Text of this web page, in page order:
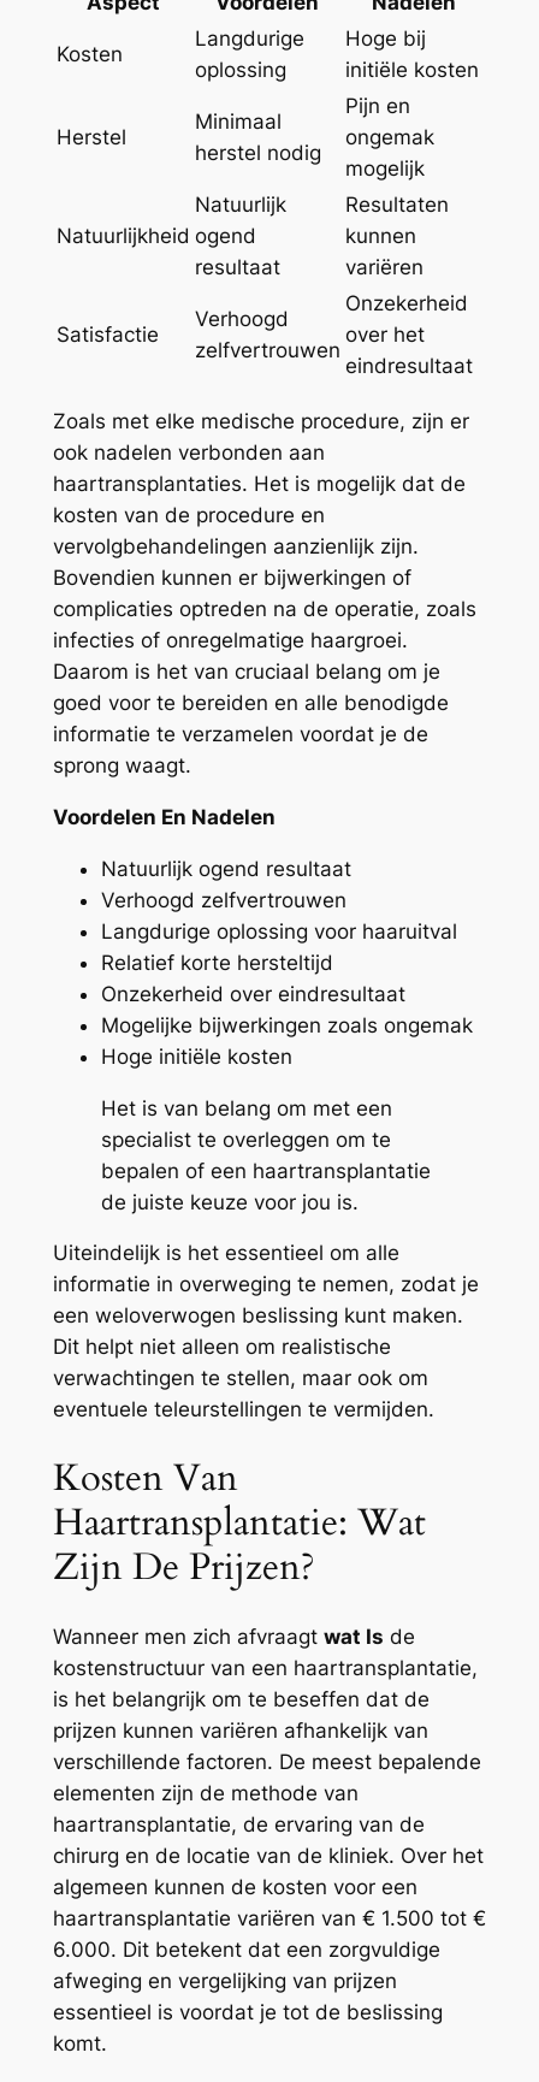
Kosten
Langdurige
oplossing
Hoge bij
initiële kosten
Herstel
Minimaal
herstel nodig
Pijn en
ongemak
mogelijk
Natuurlijkheid
Natuurlijk
ogend
resultaat
Resultaten
kunnen
variëren
Satisfactie
Verhoogd
zelfvertrouwen
Onzekerheid
over het
eindresultaat
Zoals met elke medische procedure, zijn er
ook nadelen verbonden aan
haartransplantaties. Het is mogelijk dat de
kosten van de procedure en
vervolgbehandelingen aanzienlijk zijn.
Bovendien kunnen er bijwerkingen of
complicaties optreden na de operatie, zoals
infecties of onregelmatige haargroei.
Daarom is het van cruciaal belang om je
goed voor te bereiden en alle benodigde
informatie te verzamelen voordat je de
sprong waagt.
Voordelen En Nadelen
Natuurlijk ogend resultaat
Verhoogd zelfvertrouwen
Langdurige oplossing voor haaruitval
Relatief korte hersteltijd
Onzekerheid over eindresultaat
Mogelijke bijwerkingen zoals ongemak
Hoge initiële kosten
Het is van belang om met een
specialist te overleggen om te
bepalen of een haartransplantatie
de juiste keuze voor jou is.
Uiteindelijk is het essentieel om alle
informatie in overweging te nemen, zodat je
een weloverwogen beslissing kunt maken.
Dit helpt niet alleen om realistische
verwachtingen te stellen, maar ook om
eventuele teleurstellingen te vermijden.
Kosten Van
Haartransplantatie: Wat
Zijn De Prijzen?
Wanneer men zich afvraagt wat Is de
kostenstructuur van een haartransplantatie,
is het belangrijk om te beseffen dat de
prijzen kunnen variëren afhankelijk van
verschillende factoren. De meest bepalende
elementen zijn de methode van
haartransplantatie, de ervaring van de
chirurg en de locatie van de kliniek. Over het
algemeen kunnen de kosten voor een
haartransplantatie variëren van € 1.500 tot €
6.000. Dit betekent dat een zorgvuldige
afweging en vergelijking van prijzen
essentieel is voordat je tot de beslissing
komt.